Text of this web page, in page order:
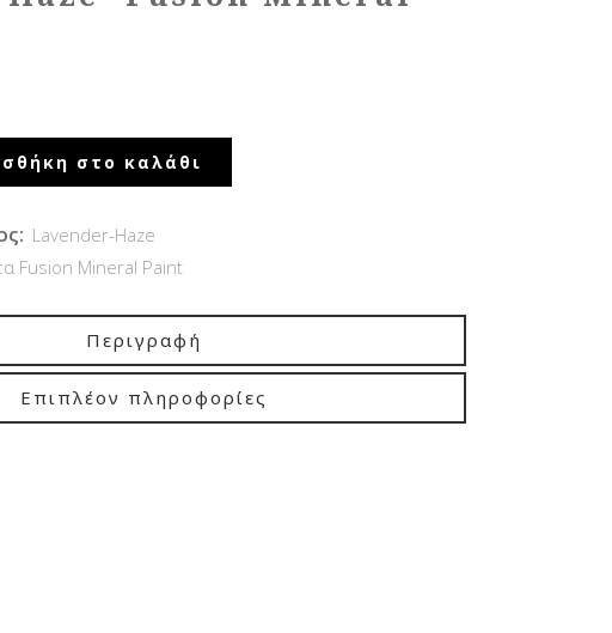
στο καλάθι
Lavender-Haze
Fusion Mineral Paint
Περιγραφή
Επιπλέον πληροφορίες